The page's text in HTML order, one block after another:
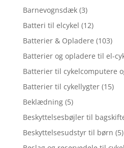
Barnevognsdæk (3)
Batteri til elcykel (12)
Batterier & Opladere (103)
Batterier og opladere til el-
Batterier til cykelcomputere
Batterier til cykellygter (15)
Beklædning (5)
Beskyttelsesbøjler til
Beskyttelsesudstyr til børn (5)